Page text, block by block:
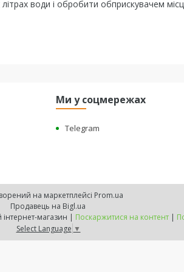
води і обробити обприскувачем
Ми у соцмережах
Telegram
на маркетплейсі Prom.ua
Продавець на Bigl.ua
"BEST HARVEST" - насіння овочей та ЗЗР, гуртовий інтернет-магазин | Поскаржитися на контент |
Select Language ▼